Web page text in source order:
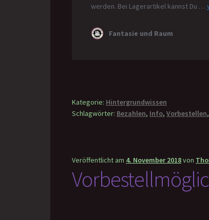
Kategorie: Hintergrundwissen
Schlagwörter: Bezahlen, Info,Vorbestellen
Veröffentlicht am 4. November 2018von